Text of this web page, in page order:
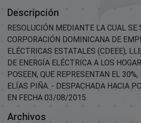
Descripción
RESOLUCIÓN MEDIANTE LA CUAL SE
CORPORACIÓN DOMINICANA DE
ELÉCTRICAS ESTATALES (CDEEE),
DE ENERGÍA ELÉCTRICA A LOS
POSEEN, QUE REPRESENTAN EL
ELÍAS PIÑA. - DESPACHADA HACIA
EN FECHA 03/08/2015
Archivos